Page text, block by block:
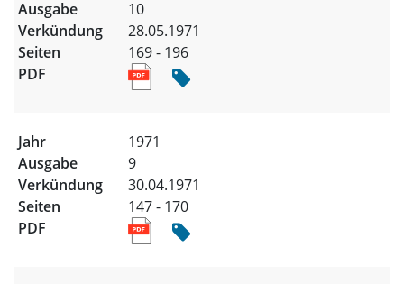
10
28.05.1971
169 - 196
1971
9
30.04.1971
147 - 170